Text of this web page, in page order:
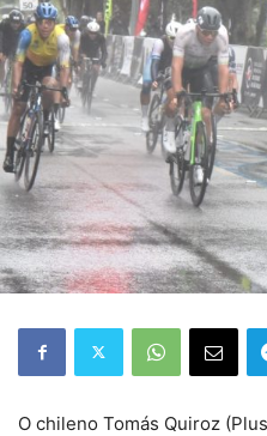
O chileno Tomás Quiroz